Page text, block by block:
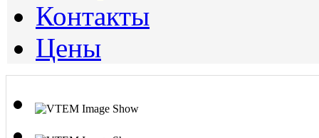
Контакты
Цены